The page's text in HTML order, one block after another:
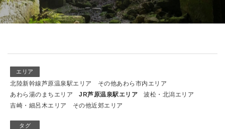
エリア
北陸新幹線芦原温泉駅エリア
その他あわら市内エリア
あわら湯のまちエリア
JR芦原温泉駅エリア
波松・北潟エリア
吉崎・細呂木エリア
その他近郊エリア
タグ